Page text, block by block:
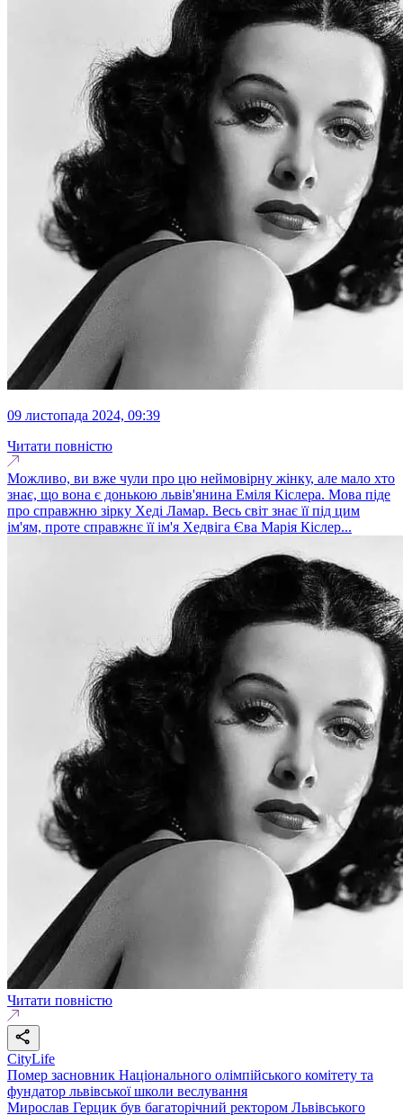
09 листопада 2024, 09:39
Читати повністю
Можливо, ви вже чули про цю неймовірну жінку, але мало хто
знає, що вона є донькою львів'янина Еміля Кіслера. Мова піде
про справжню зірку Хеді Ламар. Весь світ знає її під цим
ім'ям, проте справжнє її ім'я Хедвіга Єва Марія Кіслер...
Читати повністю
CityLife
Помер засновник Національного олімпійського комітету та
фундатор львівської школи веслування
Мирослав Герцик був багаторічний ректором Львівського